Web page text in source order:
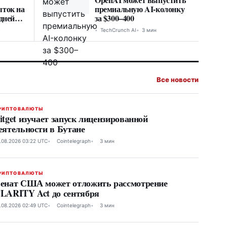
на премиальную AI-колонку
за $300–400
TechCrunch AI 3 мин
Все новости
изучает запуск лицензированной
в Бутане
03:22 UTC Cointelegraph 3 мин
США может отложить рассмотрение
Act до сентября
02:49 UTC Cointelegraph 3 мин